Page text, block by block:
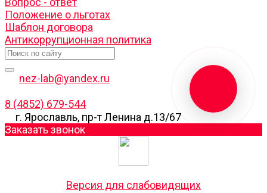
Положение о льготах
Шаблон договора
Антикоррупционная политика
nez-lab@yandex.ru
8 (4852) 679-544
г. Ярославль, пр-т Ленина д.13/67
Заказать звонок
Версия для слабовидящих